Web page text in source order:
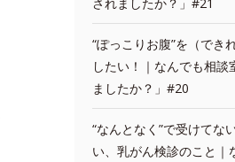
“ぽっこりお腹”を（でき
したい！｜なんでも相
ましたか？」#20
“なんとなく”で受けてな
い、乳がん検診のこと｜